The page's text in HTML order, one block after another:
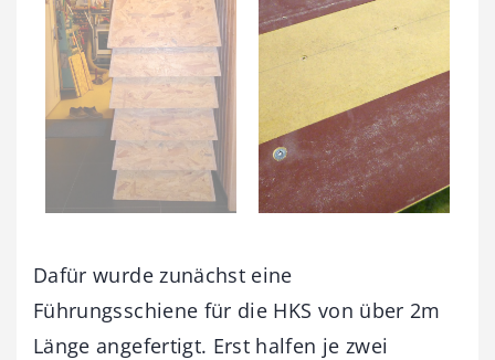
Dafür wurde zunächst eine
Führungsschiene für die HKS von über 2m
Länge angefertigt. Erst halfen je zwei